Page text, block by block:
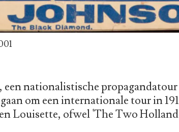
nationalistische
om een internationale tour in
Louisette, ofwel 'The Two